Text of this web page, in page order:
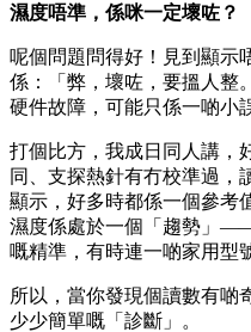
濕度唔準，係咪一定壞咗？
呢個問題問得好！見到顯示
係：「弊，壞咗，要搵人整
硬件故障，可能只係一啲小
打個比方，我成日同人講，
同、支探熱針有冇校準過，
顯示，好多時都係一個參考
濕度係處於一個「趨勢」
嘅精準，有時連一啲家用型
所以，當你發現個讀數有啲
少少簡單嘅「診斷」。